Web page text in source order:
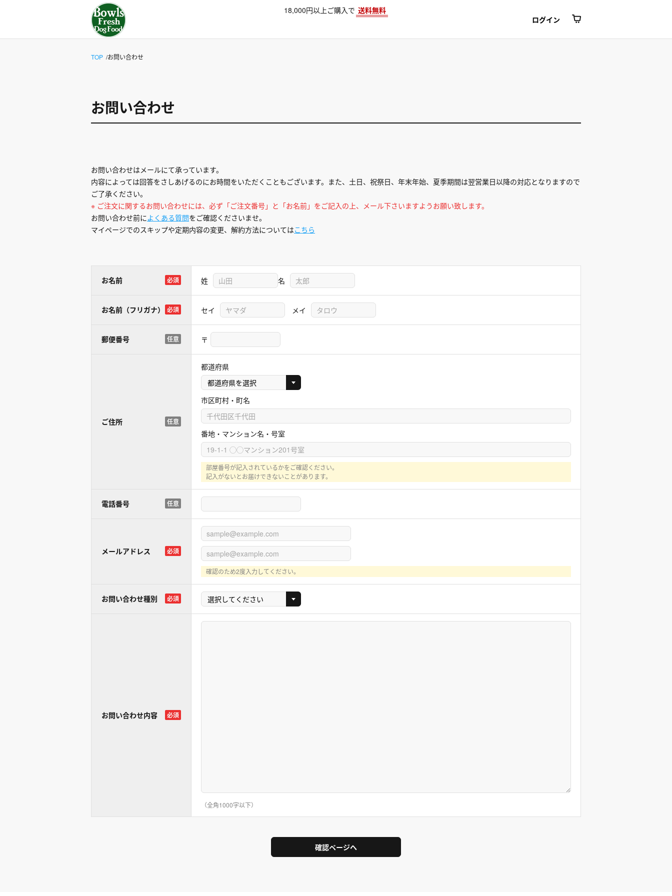
18,000円以上ご購入で 送料無料
ログイン
TOP お問い合わせ
お問い合わせ
お問い合わせはメールにて承っています。
内容によっては回答をさしあげるのにお時間をいただくこともございます。また、土日、祝祭日、年末年始、夏季期間は翌営業日以降の対応となりますので
ご了承ください。
※ ご注文に関するお問い合わせには、必ず「ご注文番号」と「お名前」をご記入の上、メール下さいますようお願い致します。
お問い合わせ前によくある質問をご確認くださいませ。
マイページでのスキップや定期内容の変更、解約方法についてはこちら
お名前 必須 姓 名
お名前（フリガナ） 必須 セイ メイ
郵便番号 任意 〒
ご住所 任意
都道府県
市区町村・町名
番地・マンション名・号室
部屋番号が記入されているかをご確認ください。
記入がないとお届けできないことがあります。
電話番号 任意
メールアドレス 必須
確認のため2度入力してください。
お問い合わせ種別 必須
お問い合わせ内容 必須
（全角1000字以下）
確認ページへ